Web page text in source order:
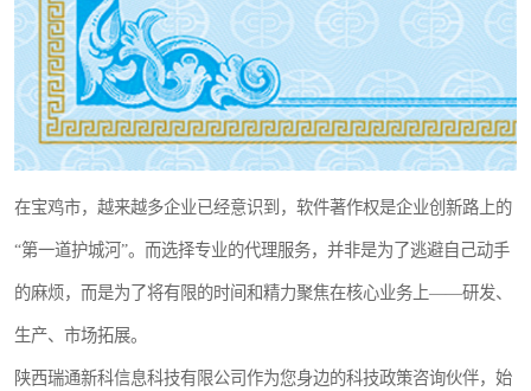
在宝鸡市，越来越多企业已经意识到，软件著作权是企业创新路上的
“第一道护城河”。而选择专业的代理服务，并非是为了逃避自己动手
的麻烦，而是为了将有限的时间和精力聚焦在核心业务上——研发、
生产、市场拓展。
陕西瑞通新科信息科技有限公司作为您身边的科技政策咨询伙伴，始